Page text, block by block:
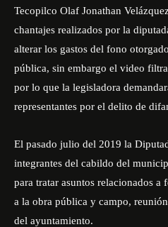
Tecopilco Olaf Jonathan
chantajes realizados por la
alterar los gastos del fono
pública, sin embargo el video
por lo que la legisladora
representantes por el delito de
El pasado julio del 2019 la
integrantes del cabildo del
para tratar asuntos relacionados a
a la obra pública y campo,
del ayuntamiento.